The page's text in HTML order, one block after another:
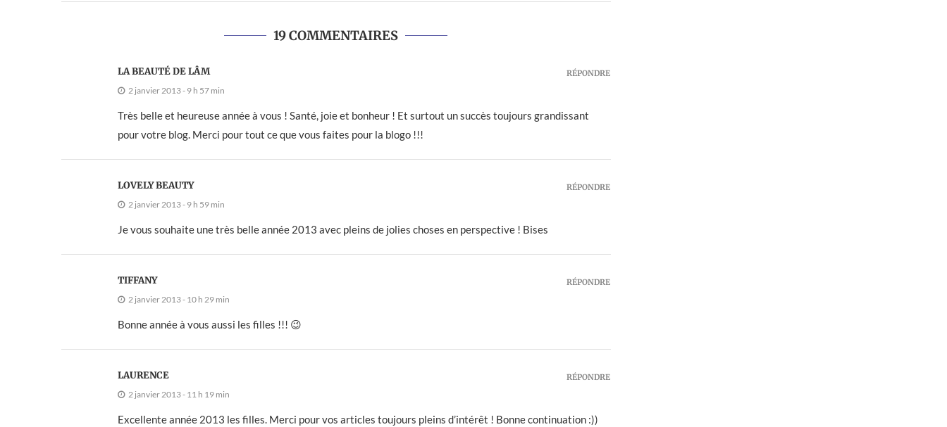
19 COMMENTAIRES
LA BEAUTÉ DE LÂM
2 janvier 2013 - 9 h 57 min
Très belle et heureuse année à vous ! Santé, joie et bonheur ! Et surtout un succès toujours grandissant
pour votre blog. Merci pour tout ce que vous faites pour la blogo !!!
RÉPONDRE
LOVELY BEAUTY
2 janvier 2013 - 9 h 59 min
Je vous souhaite une très belle année 2013 avec pleins de jolies choses en perspective ! Bises
RÉPONDRE
TIFFANY
2 janvier 2013 - 10 h 29 min
Bonne année à vous aussi les filles !!! 😉
RÉPONDRE
LAURENCE
2 janvier 2013 - 11 h 19 min
Excellente année 2013 les filles. Merci pour vos articles toujours pleins d’intérêt ! Bonne continuation :))
RÉPONDRE